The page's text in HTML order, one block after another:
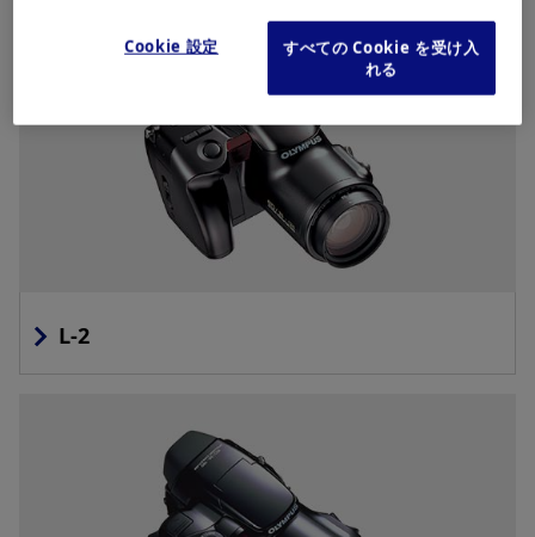
L-2
Cookie 設定
すべての Cookie を受け入
れる